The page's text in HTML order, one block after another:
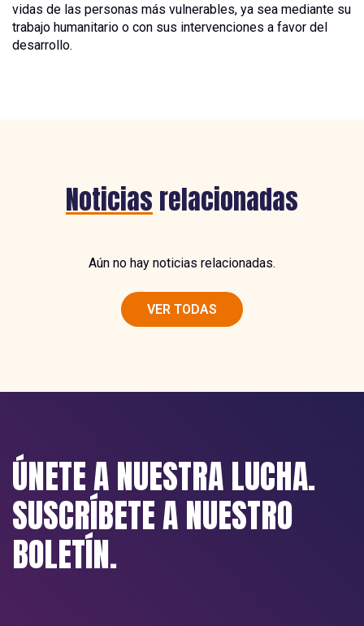
vidas de las personas más vulnerables, ya sea mediante su
trabajo humanitario o con sus intervenciones a favor del
desarrollo.
Noticias relacionadas
Aún no hay noticias relacionadas.
VER TODAS
ÚNETE A NUESTRA LUCHA.
SUSCRÍBETE A NUESTRO
BOLETÍN.